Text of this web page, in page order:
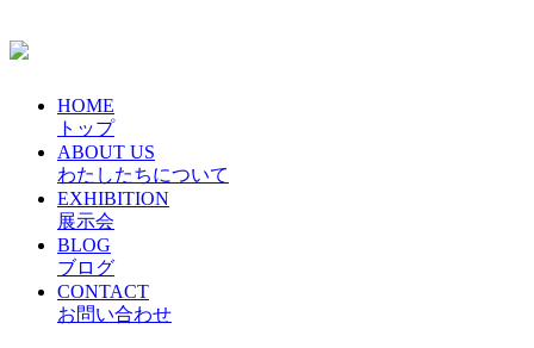
HOME
トップ
ABOUT US
わたしたちについて
EXHIBITION
展示会
BLOG
ブログ
CONTACT
お問い合わせ